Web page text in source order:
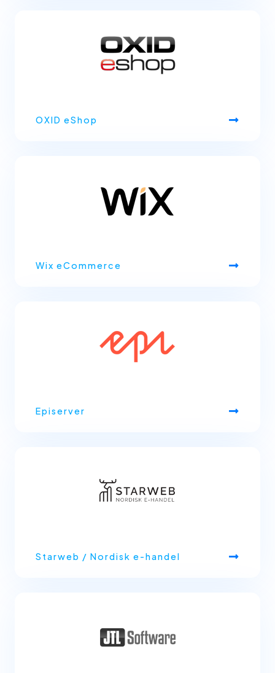
OXID eShop
Wix eCommerce
Episerver
Starweb / Nordisk e-handel